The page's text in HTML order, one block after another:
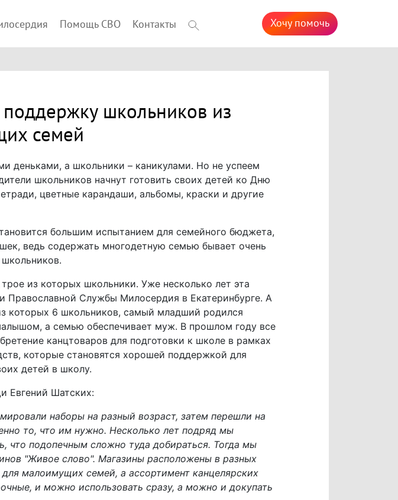
Помощь СВО Контакты Хочу помочь
школьников из
семей
деньками, а школьники – каникулами. Но не успеем
школьников начнут готовить своих детей ко Дню
цветные карандаши, альбомы, краски и другие
большим испытанием для семейного бюджета,
ведь содержать многодетную семью бывает очень
из которых школьники. Уже несколько лет эта
Православной Службы Милосердия в Екатеринбурге. А
которых 6 школьников, самый младший родился
а семью обеспечивает муж. В прошлом году все
канцтоваров для подготовки к школе в рамках
которые становятся хорошей поддержкой для
детей в школу.
Евгений Шатских:
наборы на разный возраст, затем перешли на
то, что им нужно. Несколько лет подряд мы
что подопечным сложно туда добираться. Тогда мы
"Живое слово". Магазины расположены в разных
малоимущих семей, а ассортимент канцелярских
и можно использовать сразу, а можно и докупать